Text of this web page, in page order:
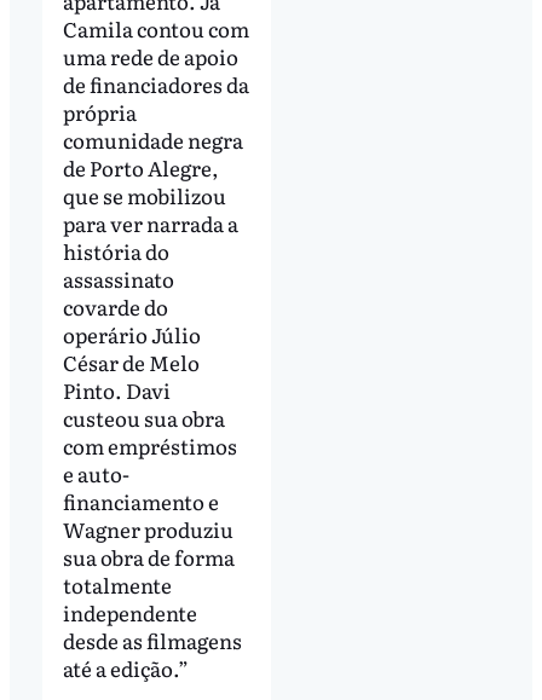
Camila contou com
uma rede de apoio
de financiadores da
própria
comunidade negra
de Porto Alegre,
que se mobilizou
para ver narrada a
história do
assassinato
covarde do
operário Júlio
César de Melo
Pinto. Davi
custeou sua obra
com empréstimos
e auto-
financiamento e
Wagner produziu
sua obra de forma
totalmente
independente
desde as filmagens
até a edição.”